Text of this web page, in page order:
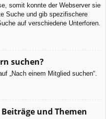
somit konnte der Webserver sie
Suche und gib spezifischere
auf verschiedene Unterforen.
suchen?
„Nach einem Mitglied suchen“.
und Themen